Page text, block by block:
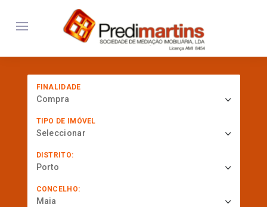
FINALIDADE
Compra
TIPO DE IMÓVEL
Seleccionar
DISTRITO:
Porto
CONCELHO:
Maia